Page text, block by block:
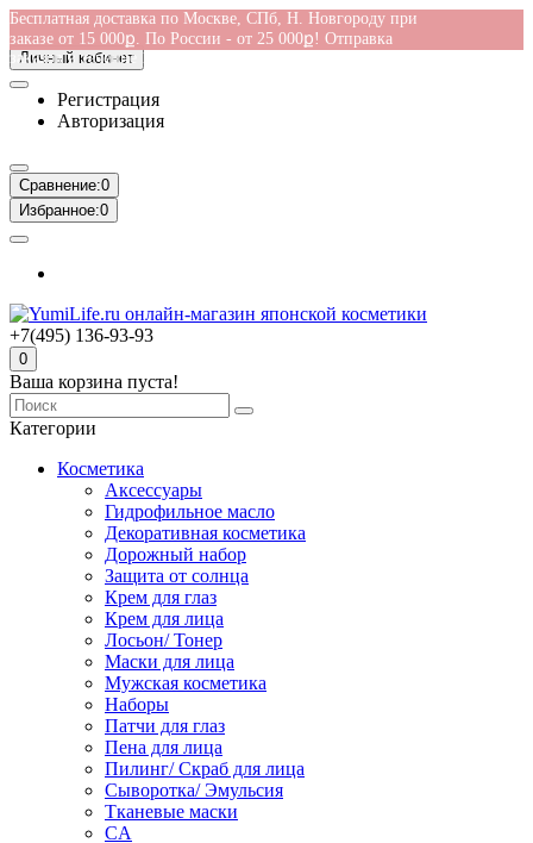
Бесплатная доставка по Москве, СПб, Н. Новгороду при
заказе от 15 000ք. По России - от 25 000ք! Отправка
заказов в течение 1-2 дней
Личный кабинет
Регистрация
Авторизация
Сравнение:0
Избранное:0
+7(495) 136-93-93
0
Ваша корзина пуста!
Категории
Косметика
Аксессуары
Гидрофильное масло
Декоративная косметика
Дорожный набор
Защита от солнца
Крем для глаз
Крем для лица
Лосьон/ Тонер
Маски для лица
Мужская косметика
Наборы
Патчи для глаз
Пена для лица
Пилинг/ Скраб для лица
Сыворотка/ Эмульсия
Тканевые маски
CA